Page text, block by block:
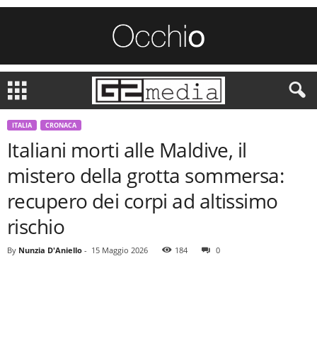
ITALIA CRONACA
Italiani morti alle Maldive, il
mistero della grotta sommersa:
recupero dei corpi ad altissimo
rischio
By Nunzia D'Aniello - 15 Maggio 2026 184 0